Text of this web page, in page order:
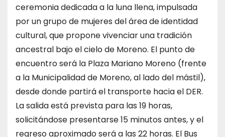
ceremonia dedicada a la luna llena, impulsada
por un grupo de mujeres del área de identidad
cultural, que propone vivenciar una tradición
ancestral bajo el cielo de Moreno. El punto de
encuentro será la Plaza Mariano Moreno (frente
a la Municipalidad de Moreno, al lado del mástil),
desde donde partirá el transporte hacia el DER.
La salida está prevista para las 19 horas,
solicitándose presentarse 15 minutos antes, y el
regreso aproximado será a las 22 horas. El Bus